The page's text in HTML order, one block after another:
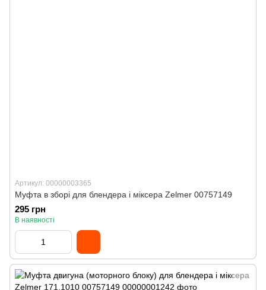
Артикул: 00000003365
Муфта в зборі для блендера і міксера Zelmer 00757149
295 грн
В наявності